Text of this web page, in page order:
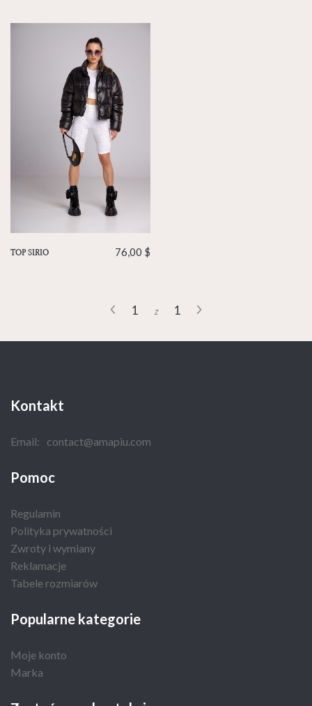
TOP SIRIO 76,00 $
1 z 1
Kontakt
Email: contact@amapiu.com
Pomoc
Regulamin
Polityka prywatności
Zwroty i wymiany
Reklamacje
Tabele rozmiarów
Popularne kategorie
Moje konto
Marka